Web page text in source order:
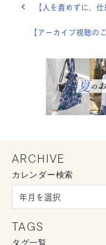
【人を責めずに、
ARCHIVE
カレンダー検索
TAGS